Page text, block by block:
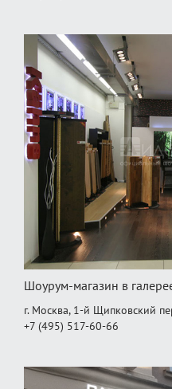
Шоурум-магазин в
г. Москва, 1-й Щипковский
+7 (495) 517-60-66